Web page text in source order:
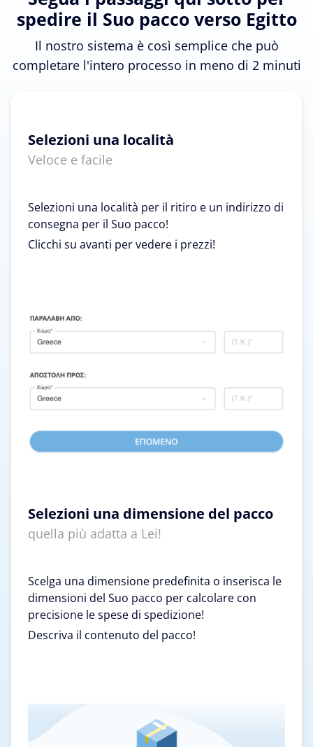
spedire il Suo pacco verso Egitto
Il nostro sistema è così semplice che può
completare l'intero processo in meno di 2 minuti
Selezioni una località
Veloce e facile
Selezioni una località per il ritiro e un indirizzo di
consegna per il Suo pacco!
Clicchi su avanti per vedere i prezzi!
Selezioni una dimensione del pacco
quella più adatta a Lei!
Scelga una dimensione predefinita o inserisca le
dimensioni del Suo pacco per calcolare con
precisione le spese di spedizione!
Descriva il contenuto del pacco!